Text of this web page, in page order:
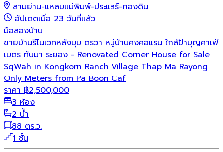
สามย่าน-แหลมแม่พิมพ์-ประแสร์-กองดิน
อัปเดตเมื่อ 23 วันที่แล้ว
มือสองบ้าน
ขายบ้านรีโนเวทหลังมุม ตรวา หมู่บ้านคงคอแรน ใกล้ป้าบุญคาเฟ่
เมตร ทับมา ระยอง - Renovated Corner House for Sale
SqWah in Kongkorn Ranch Village Thap Ma Rayong
Only Meters from Pa Boon Caf
ราคา ฿2,500,000
3 ห้อง
2 น้ำ
88 ตร.ว.
1 ชั้น